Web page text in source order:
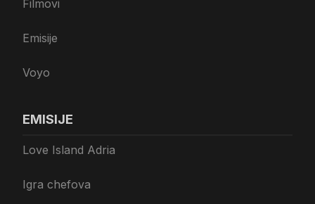
Filmovi
Emisije
Voyo
EMISIJE
Love Island Adria
Igra chefova